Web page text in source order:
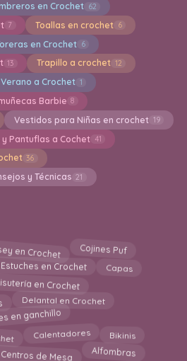
en Crochet 62
7 Toallas en crochet 6
en Crochet 6
13 Trapillo a crochet 12
Verano a Crochet 1
Barbie 8
Vestidos para Niñas en crochet 19
Pantuflas a Cochet 41
36
y Técnicas 21
en Crochet Cojines Puf
Estuches en Crochet Capas
en Crochet
Delantal en Crochet
en ganchillo
Calentadores Bikinis
de Mesa Alfombras